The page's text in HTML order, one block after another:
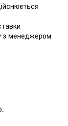
з менеджером